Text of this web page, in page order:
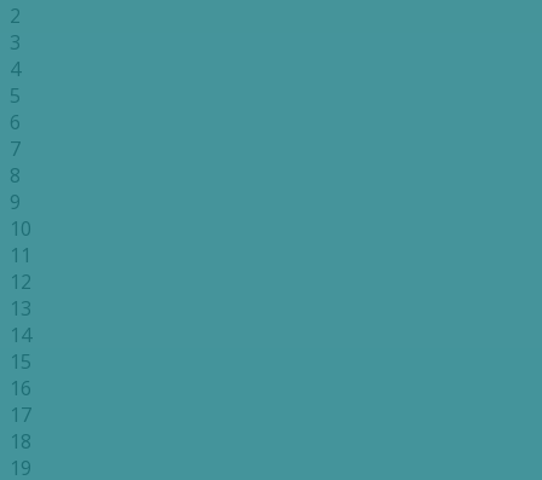
2
3
4
5
6
7
8
9
10
11
12
13
14
15
16
17
18
19